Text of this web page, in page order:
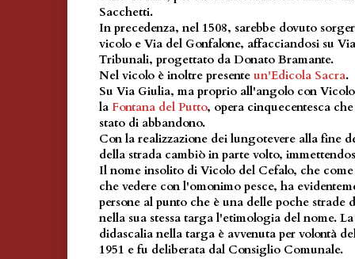
Sacchetti.
In precedenza, nel 1508, sarebbe dovuto
vicolo e Via del Gonfalone, affacciandosi su
Tribunali, progettato da Donato Bramante.
Nel vicolo è inoltre presente un'Edicola Sacra.
Su Via Giulia, ma proprio all'angolo con
la Fontana del Putto, opera cinquecentesca
stato di abbandono.
Con la realizzazione dei lungotevere alla fine
della strada cambiò in parte volto,
Il nome insolito di Vicolo del Cefalo, che
che vedere con l'omonimo pesce, ha
persone al punto che è una delle poche strade
nella sua stessa targa l'etimologia del nome.
didascalia nella targa è avvenuta per volontà
1951 e fu deliberata dal Consiglio Comunale.